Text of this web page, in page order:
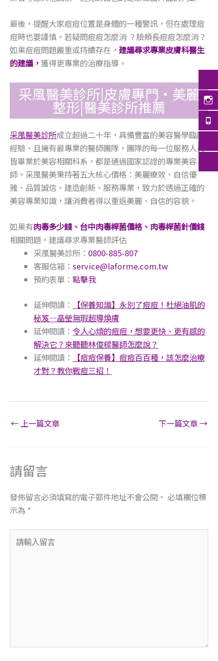
最後，提醒大家痘痘位置是身體的一種警訊，但在處理痘
痘時也要謹慎。若疑問痘痘怎麼消 ？臉頰長痘痘怎麼消？
如果痘痘問題嚴重或持續存在， 建議尋求專業皮膚科醫生
的建議， 獲得更專業的治療指導。
采風醫美診所|皮膚專門·美麗
整形|醫美診所推薦
采風醫美診所成立超過二十年，具備豐富的美容醫學臨床
經驗、且擁有最專業的醫師團隊，團隊的每一位服務人員
皆畢業於美容相關科系，都是通過國家認證的專業美容
師。采風醫美秉持著五大核心價格：美麗療效、自信優
雅、品質誠信、建造創新、服務專業，致力於透過正確的
美容專業知識，讓消費者得以重返美麗、自信的容貌。
如果有肉毒多少錢、台中肉毒桿菌價格、肉毒桿菌針價錢
相關問題，建議尋求專業醫師評估
采風醫美診所： 0800-885-807
客服信箱：service@laforme.com.tw
預約表單：點擊我
延伸閱讀：
【保養知識】永別了痘痘！杜絕油肌的
秘笈—晶瑩無瑕超導煥膚
延伸閱讀：令人心煩的痘痘，想要更快、更有感的
解決它？來聽聽林俊樑醫師怎麼說？
延伸閱讀：
【痘痘保養】痘痘百百種，該怎麼治療
才對？教你戰痘三招！
← 上一篇文章 下一篇文章→
請留言
發佈留言必須填寫的電子郵件地址不會公開。 必填欄位標
示為 *
輸